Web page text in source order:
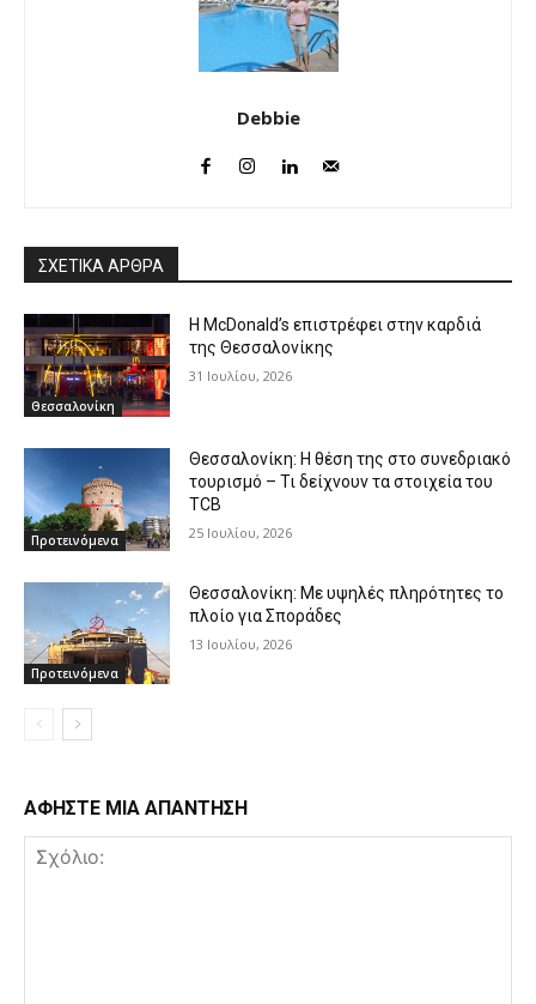
Debbie
ΣΧΕΤΙΚΑ ΑΡΘΡΑ
Θεσσαλονίκη
Η McDonald’s επιστρέφει στην καρδιά
της Θεσσαλονίκης
31 Ιουλίου, 2026
Προτεινόμενα
Θεσσαλονίκη: Η θέση της στο συνεδριακό
τουρισμό – Τι δείχνουν τα στοιχεία του
TCB
25 Ιουλίου, 2026
Προτεινόμενα
Θεσσαλονίκη: Με υψηλές πληρότητες το
πλοίο για Σποράδες
13 Ιουλίου, 2026
ΑΦΗΣΤΕ ΜΙΑ ΑΠΑΝΤΗΣΗ